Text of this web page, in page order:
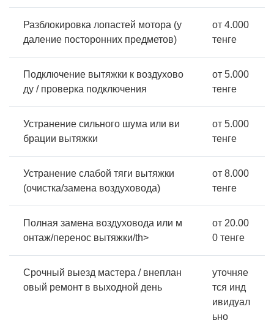
Разблокировка лопастей мотора (у
даление посторонних предметов)
от 4.000
тенге
Подключение вытяжки к воздухово
ду / проверка подключения
от 5.000
тенге
Устранение сильного шума или ви
брации вытяжки
от 5.000
тенге
Устранение слабой тяги вытяжки
(очистка/замена воздуховода)
от 8.000
тенге
Полная замена воздуховода или м
онтаж/перенос вытяжки/th>
от 20.00
0 тенге
Срочный выезд мастера / внеплан
овый ремонт в выходной день
уточняе
тся инд
ивидуал
ьно